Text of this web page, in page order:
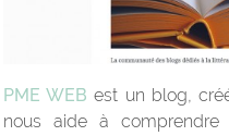
PME WEB est un blog,
nous aide à comprendre